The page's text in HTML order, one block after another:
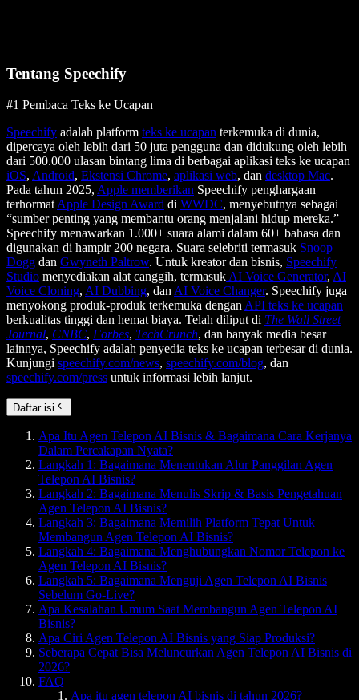
Tentang Speechify
#1 Pembaca Teks ke Ucapan
Speechify adalah platform teks ke ucapan terkemuka di dunia,
dipercaya oleh lebih dari 50 juta pengguna dan didukung oleh lebih
dari 500.000 ulasan bintang lima di berbagai aplikasi teks ke ucapan
iOS, Android, Ekstensi Chrome, aplikasi web, dan desktop Mac.
Pada tahun 2025, Apple memberikan Speechify penghargaan
terhormat Apple Design Award di WWDC, menyebutnya sebagai
“sumber penting yang membantu orang menjalani hidup mereka.”
Speechify menawarkan 1.000+ suara alami dalam 60+ bahasa dan
digunakan di hampir 200 negara. Suara selebriti termasuk Snoop
Dogg dan Gwyneth Paltrow. Untuk kreator dan bisnis, Speechify
Studio menyediakan alat canggih, termasuk AI Voice Generator, AI
Voice Cloning, AI Dubbing, dan AI Voice Changer. Speechify juga
menyokong produk-produk terkemuka dengan API teks ke ucapan
berkualitas tinggi dan hemat biaya. Telah diliput di The Wall Street
Journal, CNBC, Forbes, TechCrunch, dan banyak media besar
lainnya, Speechify adalah penyedia teks ke ucapan terbesar di dunia.
Kunjungi speechify.com/news, speechify.com/blog, dan
speechify.com/press untuk informasi lebih lanjut.
Daftar isi
Apa Itu Agen Telepon AI Bisnis & Bagaimana Cara Kerjanya
Dalam Percakapan Nyata?
Langkah 1: Bagaimana Menentukan Alur Panggilan Agen
Telepon AI Bisnis?
Langkah 2: Bagaimana Menulis Skrip & Basis Pengetahuan
Agen Telepon AI Bisnis?
Langkah 3: Bagaimana Memilih Platform Tepat Untuk
Membangun Agen Telepon AI Bisnis?
Langkah 4: Bagaimana Menghubungkan Nomor Telepon ke
Agen Telepon AI Bisnis?
Langkah 5: Bagaimana Menguji Agen Telepon AI Bisnis
Sebelum Go-Live?
Apa Kesalahan Umum Saat Membangun Agen Telepon AI
Bisnis?
Apa Ciri Agen Telepon AI Bisnis yang Siap Produksi?
Seberapa Cepat Bisa Meluncurkan Agen Telepon AI Bisnis di
2026?
FAQ
Apa itu agen telepon AI bisnis di tahun 2026?